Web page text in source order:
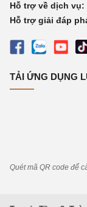
Hỗ trợ về dịch vụ:
Hỗ trợ giải đáp
TẢI ỨNG DỤNG
Quét mã QR code để